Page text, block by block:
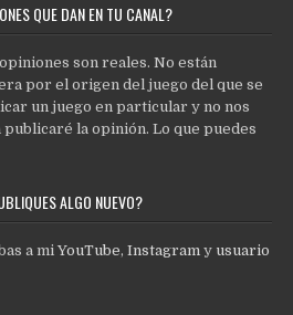
QUE DAN EN TU CANAL?
son reales. No están
por el origen del juego del que se
un juego en particular y no nos
la opinión. Lo que puedes
ALGO NUEVO?
a miYouTube,Instagram y usuario